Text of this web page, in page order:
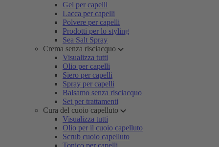
Gel per capelli
Lacca per capelli
Polvere per capelli
Prodotti per lo styling
Sea Salt Spray
Crema senza risciacquo
Visualizza tutti
Olio per capelli
Siero per capelli
Spray per capelli
Balsamo senza risciacquo
Set per trattamenti
Cura del cuoio capelluto
Visualizza tutti
Olio per il cuoio capelluto
Scrub cuoio capelluto
Tonico per capelli